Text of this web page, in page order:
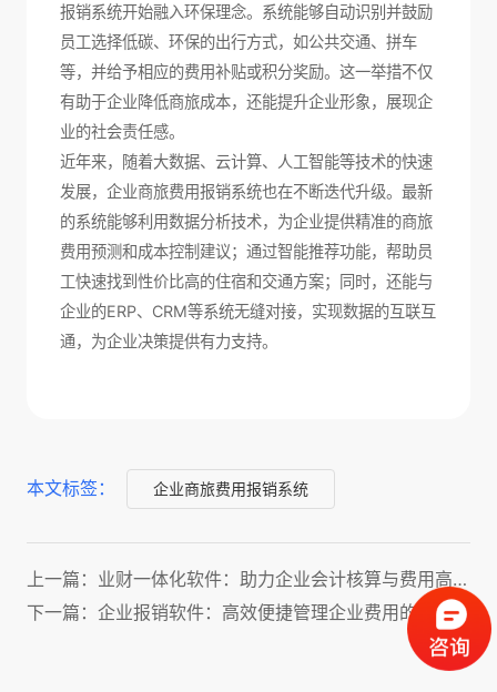
报销系统开始融入环保理念。系统能够自动识别并鼓励
员工选择低碳、环保的出行方式，如公共交通、拼车
等，并给予相应的费用补贴或积分奖励。这一举措不仅
有助于企业降低商旅成本，还能提升企业形象，展现企
业的社会责任感。
近年来，随着大数据、云计算、人工智能等技术的快速
发展，企业商旅费用报销系统也在不断迭代升级。最新
的系统能够利用数据分析技术，为企业提供精准的商旅
费用预测和成本控制建议；通过智能推荐功能，帮助员
工快速找到性价比高的住宿和交通方案；同时，还能与
企业的ERP、CRM等系统无缝对接，实现数据的互联互
通，为企业决策提供有力支持。
本文标签： 企业商旅费用报销系统
上一篇：业财一体化软件：助力企业会计核算与费用高效管理！
下一篇：企业报销软件：高效便捷管理企业费用的智能化解决方案